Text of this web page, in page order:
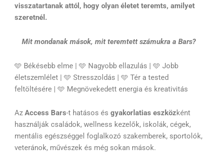
visszatartanak attól, hogy olyan életet teremts, amilyet
szeretnél.
Mit mondanak mások, mit teremtett számukra a Bars?
🩵 Békésebb elme | 🩵 Nagyobb ellazulás | 🩵 Jobb
életszemlélet | 🩵 Stresszoldás | 🩵 Tér a tested
feltöltésére | 🩵 Megnövekedett energia és kreativitás
Az Access Bars-t hatásos és gyakorlatias eszközként
használják családok, wellness kezelők, iskolák, cégek,
mentális egészséggel foglalkozó szakemberek, sportolók,
veteránok, művészek és még sokan mások.